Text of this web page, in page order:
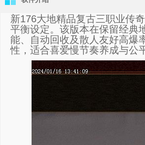
新176大地精品复古三职业传
平衡设定。该版本在保留经典
能、自动回收及散人友好高爆
性，适合喜爱慢节奏养成与公